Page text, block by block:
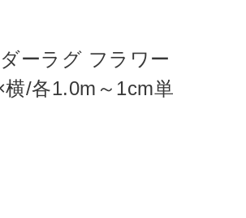
ーラグ フラワー
/各1.0m～1cm単